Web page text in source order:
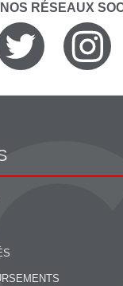
RÉSEAUX